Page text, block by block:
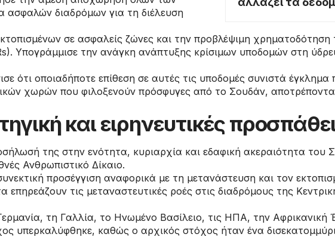
ασφαλών διαδρόμων για τη διέλευση
σε ασφαλείς ζώνες και την προβλέψιμη
Υπογράμμισε την ανάγκη ανάπτυξης κρίσιμων υποδομών στη
ότι οποιαδήποτε επίθεση σε αυτές τις υποδομές συνιστά έγκλημα
χωρών που φιλοξενούν πρόσφυγες από το Σουδάν,
και ειρηνευτικές
της στην ενότητα, κυριαρχία και εδαφική ακεραιότητα του
Ανθρωπιστικό Δίκαιο.
προσέγγιση αναφορικά με τη μετανάστευση και τον
τις μεταναστευτικές ροές στις διαδρόμους της
τη Γαλλία, το Ηνωμένο Βασίλειο, τις ΗΠΑ, την Αφρικανική
υπερκαλύφθηκε, καθώς ο αρχικός στόχος ήταν ένα